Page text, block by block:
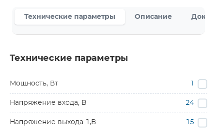
Технические параметры Описание
Технические параметры
Мощность, Вт
Напряжение входа, В 24
Напряжение выхода 1,В 15